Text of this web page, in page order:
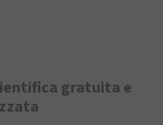
gratuita e